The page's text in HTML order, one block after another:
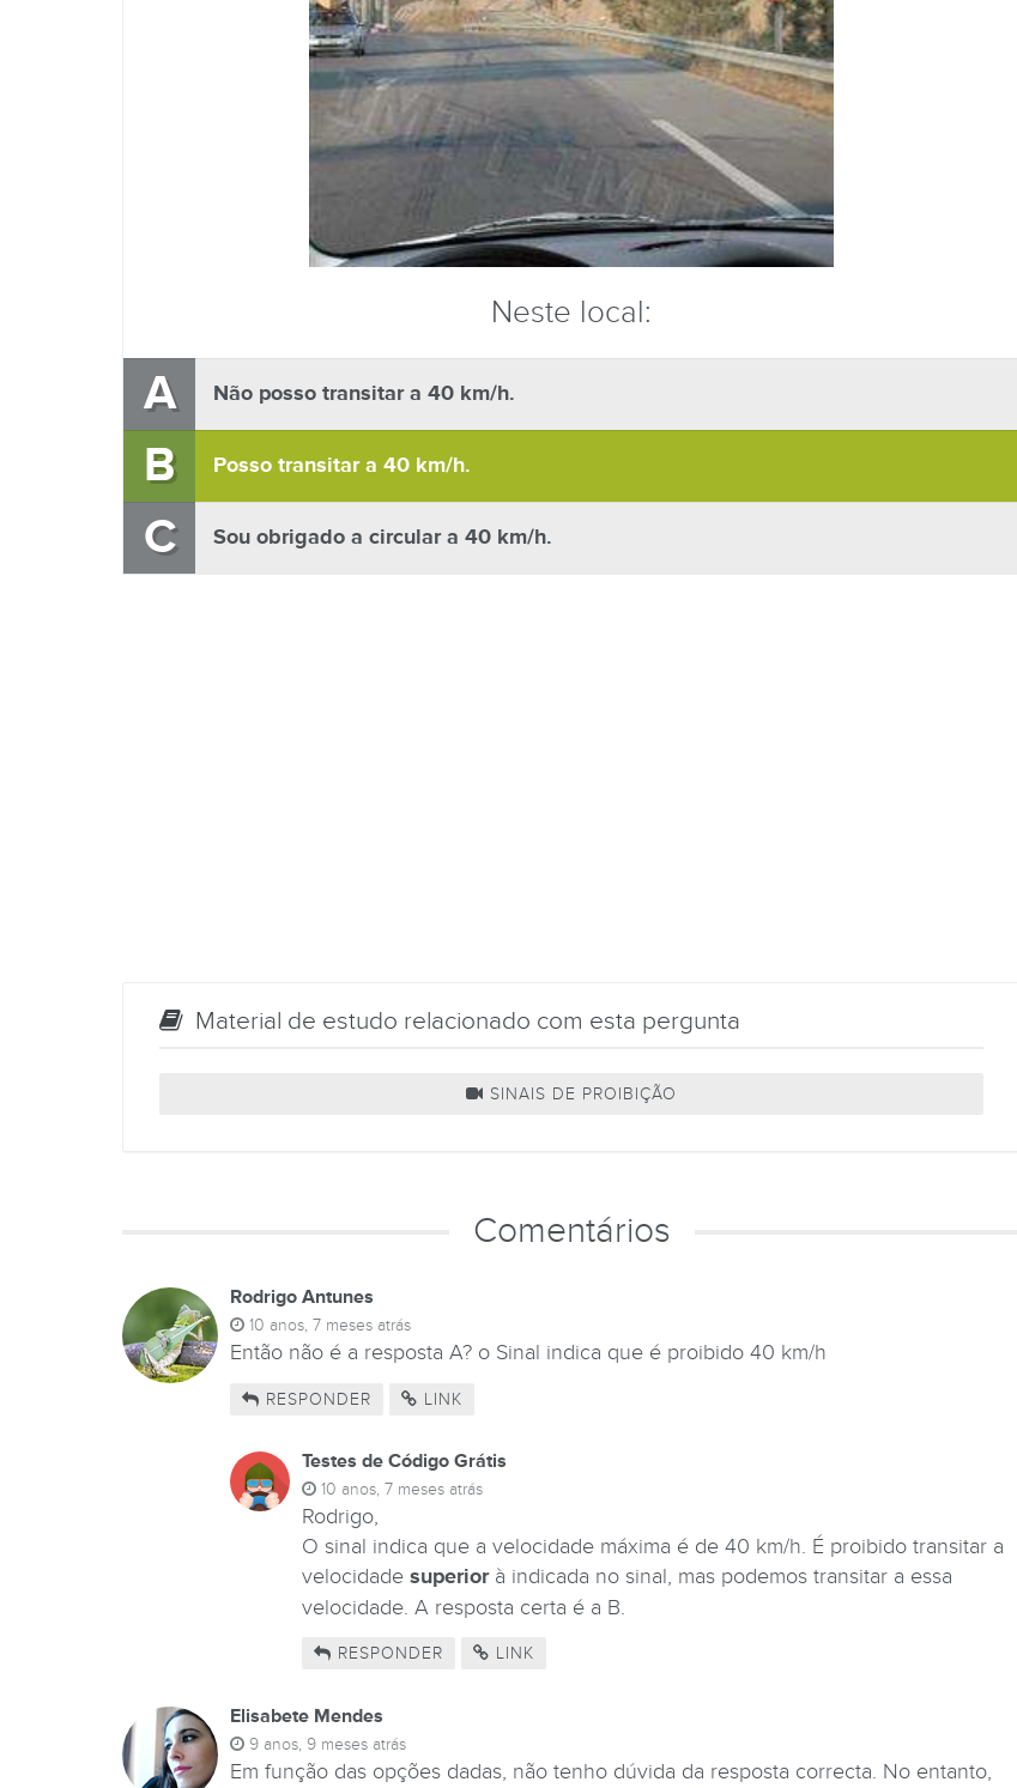
Neste local:
A Não posso transitar a 40 km/h.
B Posso transitar a 40 km/h.
C Sou obrigado a circular a 40 km/h.
Material de estudo relacionado com esta pergunta
SINAIS DE PROIBIÇÃO
Comentários
Rodrigo Antunes
10 anos, 7 meses atrás
Então não é a resposta A? o Sinal indica que é proibido 40 km/h
RESPONDER LINK
Testes de Código Grátis
10 anos, 7 meses atrás
Rodrigo,
O sinal indica que a velocidade máxima é de 40 km/h. É proibido transitar a
velocidade superiorà indicada no sinal, mas podemos transitar a essa
velocidade. A resposta certa é a B.
RESPONDER LINK
Elisabete Mendes
9 anos, 9 meses atrás
Em função das opções dadas, não tenho dúvida da resposta correcta. No entanto,